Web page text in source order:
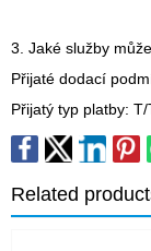
3. Jaké služby
Přijaté dodací
Přijatý typ platby:
Related